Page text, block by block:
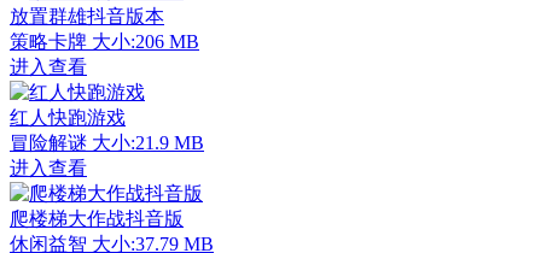
放置群雄抖音版本
策略卡牌 大小:206 MB
进入查看
红人快跑游戏
冒险解谜 大小:21.9 MB
进入查看
爬楼梯大作战抖音版
休闲益智 大小:37.79 MB